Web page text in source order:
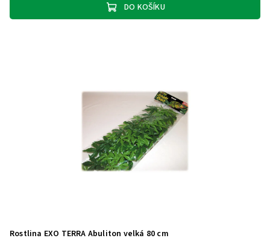
DO KOŠÍKU
Rostlina EXO TERRA Abuliton velká 80 cm